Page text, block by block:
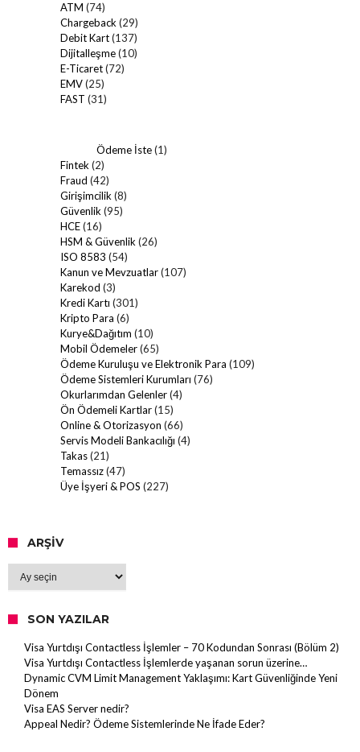
ATM (74)
Chargeback(29)
Debit Kart(137)
Dijitalleşme(10)
E-Ticaret(72)
EMV(25)
FAST (31)
Ödeme İste(1)
Fintek(2)
Fraud (42)
Girişimcilik(8)
Güvenlik(95)
HCE(16)
HSM & Güvenlik(26)
ISO 8583 (54)
Kanun ve Mevzuatlar(107)
Karekod (3)
Kredi Kartı (301)
Kripto Para (6)
Kurye&Dağıtım (10)
Mobil Ödemeler(65)
Ödeme Kuruluşu ve Elektronik Para (109)
Ödeme Sistemleri Kurumları (76)
Okurlarımdan Gelenler(4)
Ön Ödemeli Kartlar(15)
Online & Otorizasyon (66)
Servis Modeli Bankacılığı (4)
Takas(21)
Temassız(47)
Üye İşyeri & POS (227)
ARŞIV
Arşiv
SON YAZILAR
Visa Yurtdışı Contactless İşlemler – 70 Kodundan Sonrası (Bölüm 2)
Visa Yurtdışı Contactless İşlemlerde yaşanan sorun üzerine…
Dynamic CVM Limit Management Yaklaşımı: Kart Güvenliğinde Yeni
Dönem
Visa EAS Server nedir?
Appeal Nedir? Ödeme Sistemlerinde Ne İfade Eder?